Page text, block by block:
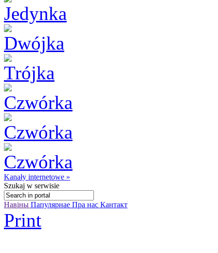
Kanały internetowe »
Szukaj w serwisie
Навіны Папулярнае Пра нас Кантакт
Print